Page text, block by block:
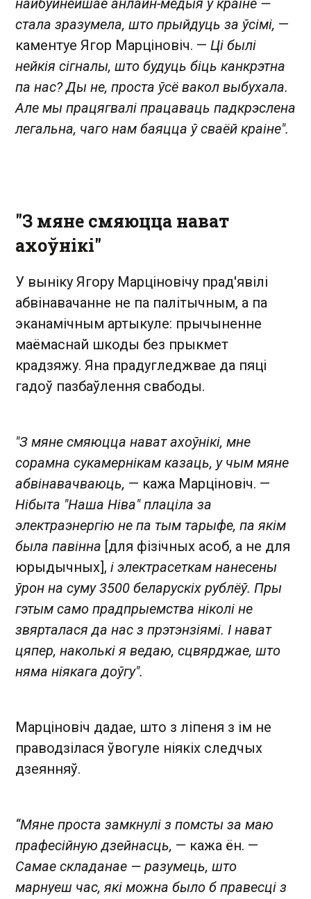
найбуйнейшае анлайн-медыя ў краіне —
стала зразумела, што прыйдуць за ўсімі, —
каментуе Ягор Марціновіч. — Ці былі
нейкія сігналы, што будуць біць канкрэтна
па нас? Ды не, проста ўсё вакол выбухала.
Але мы працягвалі працаваць падкрэслена
легальна, чаго нам баяцца ў сваёй краіне".
"З мяне смяюцца нават
ахоўнікі"
У выніку Ягору Марціновічу прад'явілі
абвінавачанне не па палітычным, а па
эканамічным артыкуле: прычыненне
маёмаснай шкоды без прыкмет
крадзяжу. Яна прадугледжвае да пяці
гадоў пазбаўлення свабоды.
"З мяне смяюцца нават ахоўнікі, мне
сорамна сукамернікам казаць, у чым мяне
абвінавачваюць, — кажа Марціновіч. —
Нібыта "Наша Ніва" плаціла за
электраэнергію не па тым тарыфе, па якім
была павінна [для фізічных асоб, а не для
юрыдычных], і электрасеткам нанесены
ўрон на суму 3500 беларускіх рублёў. Пры
гэтым само прадпрыемства ніколі не
звярталася да нас з прэтэнзіямі. І нават
цяпер, наколькі я ведаю, сцвярджае, што
няма ніякага доўгу".
Марціновіч дадае, што з ліпеня з ім не
праводзілася ўвогуле ніякіх следчых
дзеянняў.
“Мяне проста замкнулі з помсты за маю
прафесійную дзейнасць, — кажа ён. —
Самае складанае — разумець, што
марнуеш час, які можна было б правесці з